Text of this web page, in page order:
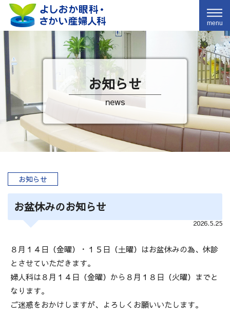
menu
お知らせ
news
お知らせ
お盆休みのお知らせ
2026.5.25
８月１４日（金曜）・１５日（土曜）はお盆休みの為、休診
とさせていただきます。
婦人科は８月１４日（金曜）から８月１８日（火曜）までと
なります。
ご迷惑をおかけしますが、よろしくお願いいたします。